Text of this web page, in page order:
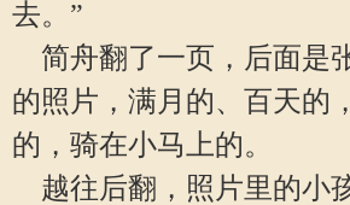
去。”
简舟翻了一页，后面是
的照片，满月的、百天的
的，骑在小马上的。
越往后翻，照片里的小